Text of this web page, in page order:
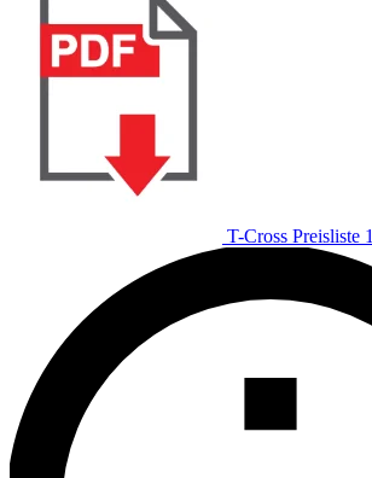
T-Cross Preisliste 1